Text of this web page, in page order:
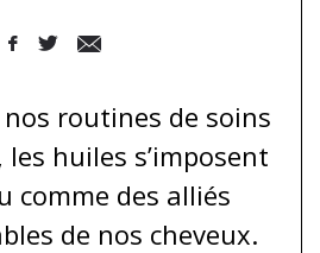
routines de soins
huiles s’imposent
comme des alliés
de nos cheveux.